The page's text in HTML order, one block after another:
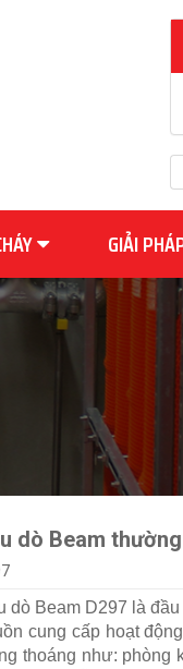
GIẢI
dò Beam thường
dò Beam D297 là
cung cấp hoạt
thoáng như: phòng